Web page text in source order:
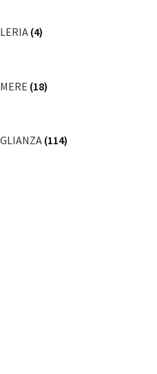
(4)
(18)
(114)